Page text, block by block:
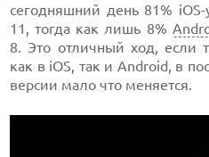
сегодняшний день 81% iOS-
11, тогда как лишь 8%
8. Это отличный ход, если
как в iOS, так и Android, в
версии мало что меняется.